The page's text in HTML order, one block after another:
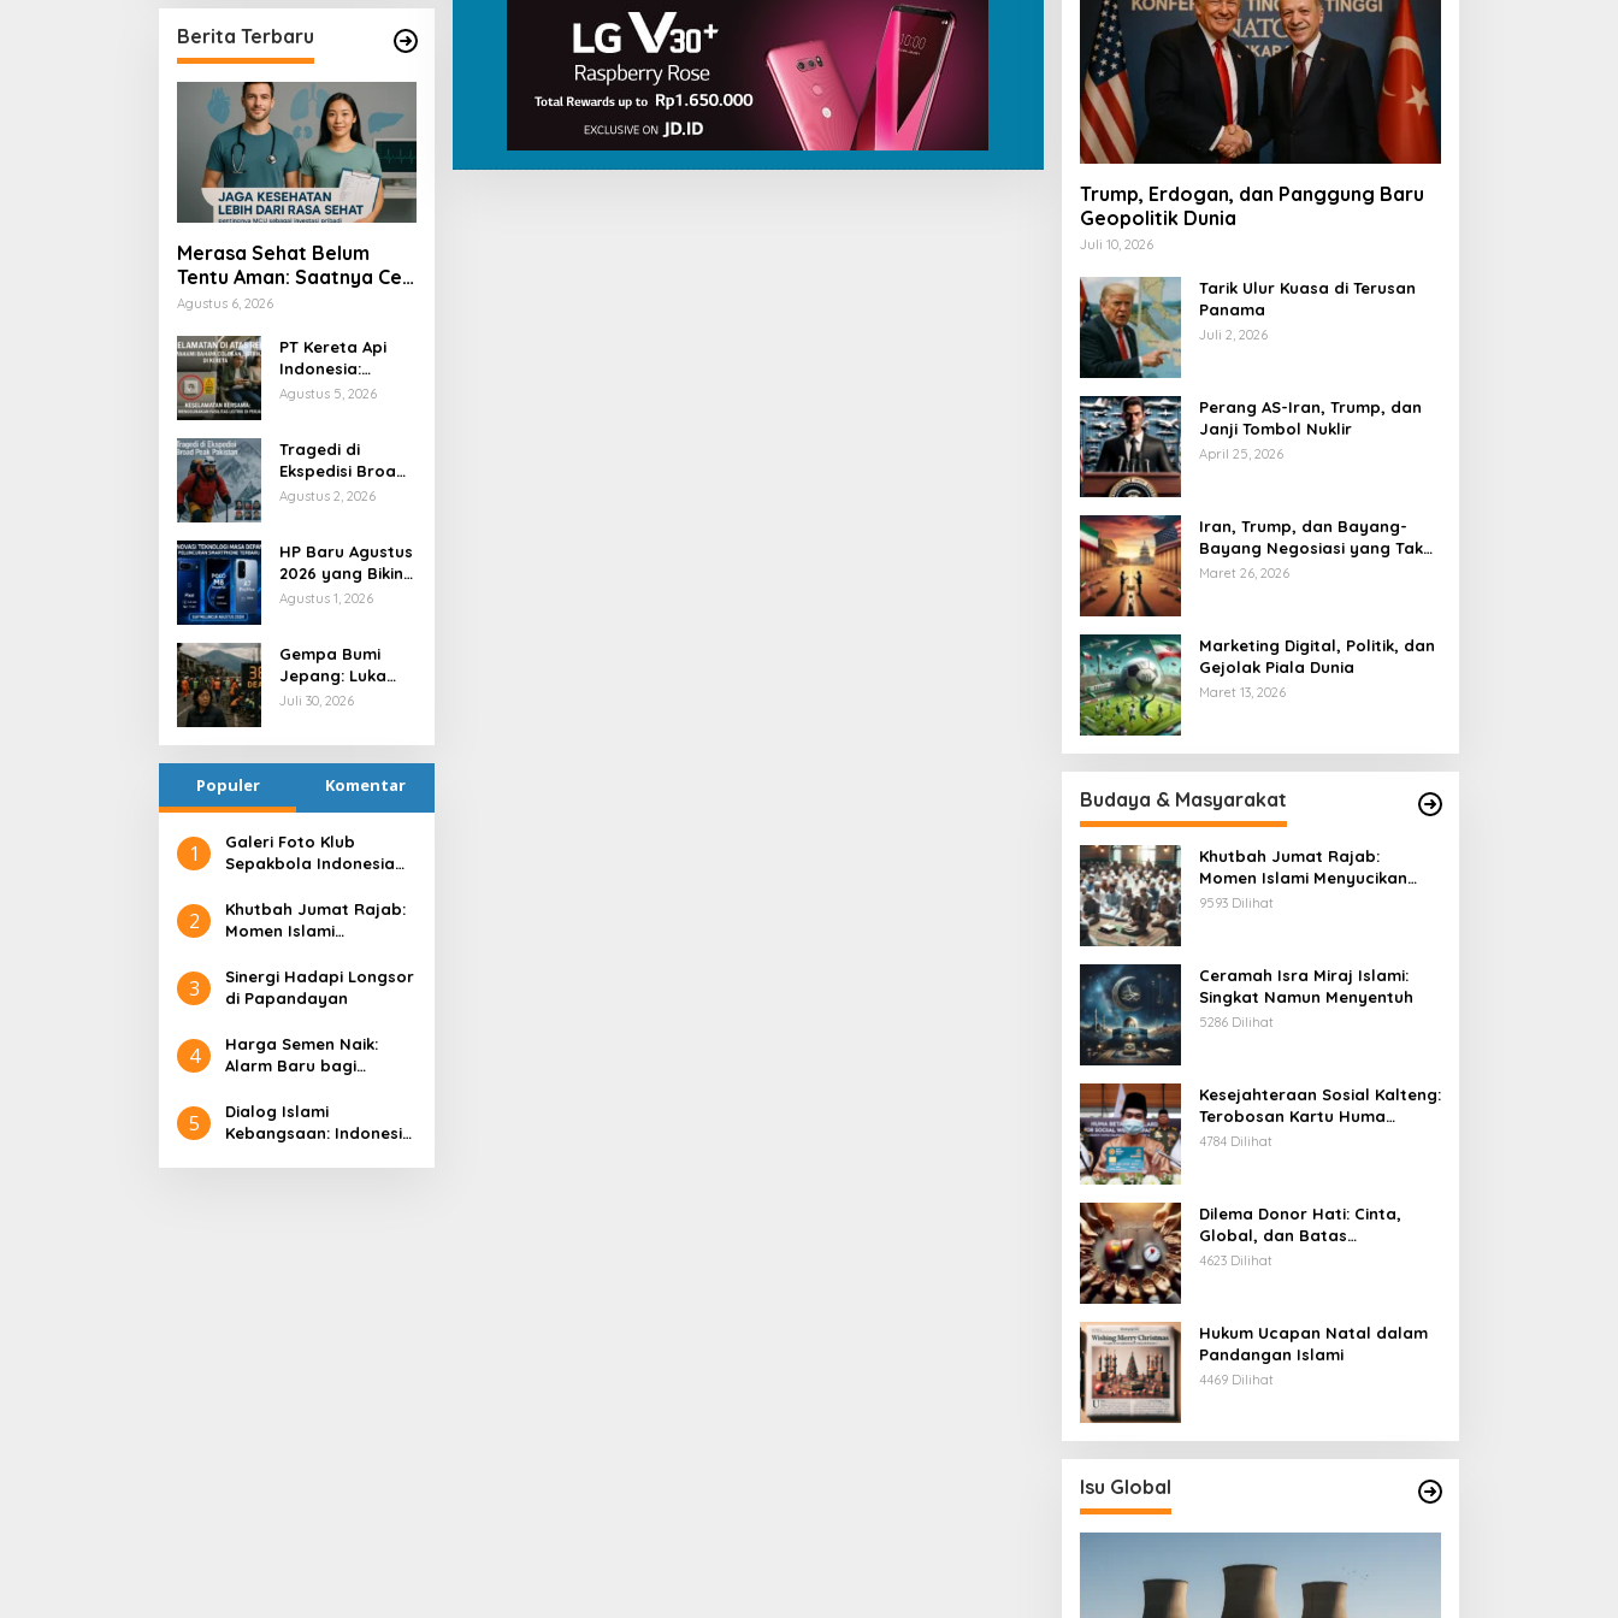
Berita Terbaru
Merasa Sehat Belum
Tentu Aman: Saatnya Cek
Kesehatan Menyeluruh
Agustus 6, 2026
PT Kereta Api
Indonesia:
Bahaya Colok
Agustus 5, 2026
Tragedi di
Ekspedisi Broad
Peak Pakistan
Agustus 2, 2026
HP Baru Agustus
2026 yang Bikin
Indonesia Heboh
Agustus 1, 2026
Gempa Bumi
Jepang: Luka
Fisik, Guncangan
Juli 30, 2026
Populer Komentar
1
Galeri Foto Klub
Sepakbola Indonesia
2
Khutbah Jumat Rajab:
Momen Islami
3
Sinergi Hadapi Longsor
di Papandayan
4
Harga Semen Naik:
Alarm Baru bagi
5
Dialog Islami
Kebangsaan: Indonesia
I
B
T
Trump, Erdogan, dan Panggung Baru
Geopolitik Dunia
Juli 10, 2026
Tarik Ulur Kuasa di Terusan
Panama
Juli 2, 2026
Perang AS-Iran, Trump, dan
Janji Tombol Nuklir
April 25, 2026
Iran, Trump, dan Bayang-
Bayang Negosiasi yang Tak
Pernah Usai
Maret 26, 2026
Marketing Digital, Politik, dan
Gejolak Piala Dunia
Maret 13, 2026
Budaya & Masyarakat
Khutbah Jumat Rajab:
Momen Islami Menyucikan
Hati
9593 Dilihat
Ceramah Isra Miraj Islami:
Singkat Namun Menyentuh
5286 Dilihat
Kesejahteraan Sosial Kalteng:
Terobosan Kartu Huma
Betang
4784 Dilihat
Dilema Donor Hati: Cinta,
Global, dan Batas
Pengorbanan
4623 Dilihat
Hukum Ucapan Natal dalam
Pandangan Islami
4469 Dilihat
Isu Global